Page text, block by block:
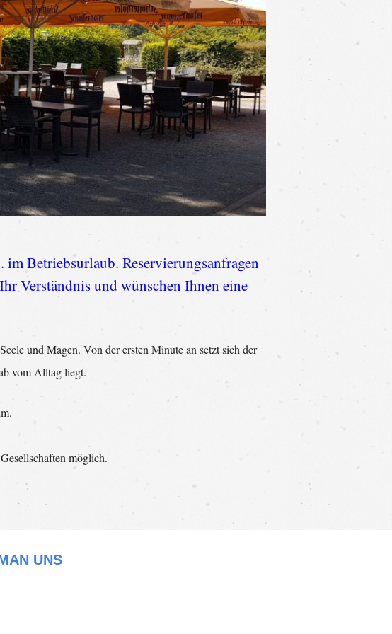
Betriebsurlaub. Reservierungsanfragen
Verständnis und wünschen Ihnen eine
und Magen. Von der ersten Minute an setzt sich der
vom Alltag liegt.
möglich.
UNS